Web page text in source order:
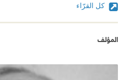
كل القرّاء
المؤلف